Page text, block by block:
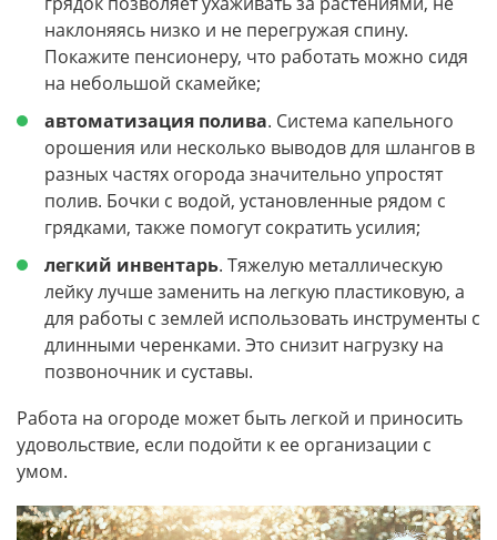
наклоняясь низко и не перегружая спину.
Покажите пенсионеру, что работать можно сидя
на небольшой скамейке;
автоматизация полива. Система капельного
орошения или несколько выводов для шлангов в
разных частях огорода значительно упростят
полив. Бочки с водой, установленные рядом с
грядками, также помогут сократить усилия;
легкий инвентарь. Тяжелую металлическую
лейку лучше заменить на легкую пластиковую, а
для работы с землей использовать инструменты с
длинными черенками. Это снизит нагрузку на
позвоночник и суставы.
Работа на огороде может быть легкой и приносить
удовольствие, если подойти к ее организации с
умом.